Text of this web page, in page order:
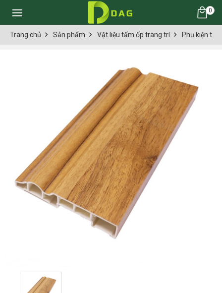
0
Trang chủ Sản phẩm Vật liệu tấm ốp trang trí Phụ kiện thi